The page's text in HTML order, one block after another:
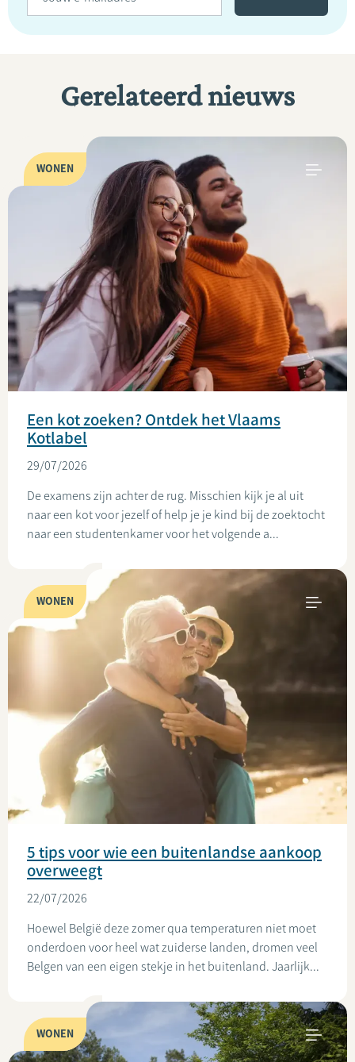
Gerelateerd nieuws
WONEN
Een kot zoeken? Ontdek het Vlaams
Kotlabel
29/07/2026
De examens zijn achter de rug. Misschien kijk je al uit
naar een kot voor jezelf of help je je kind bij de zoektocht
naar een studentenkamer voor het volgende a...
WONEN
5 tips voor wie een buitenlandse aankoop
overweegt
22/07/2026
Hoewel België deze zomer qua temperaturen niet moet
onderdoen voor heel wat zuiderse landen, dromen veel
Belgen van een eigen stekje in het buitenland. Jaarlijk...
WONEN